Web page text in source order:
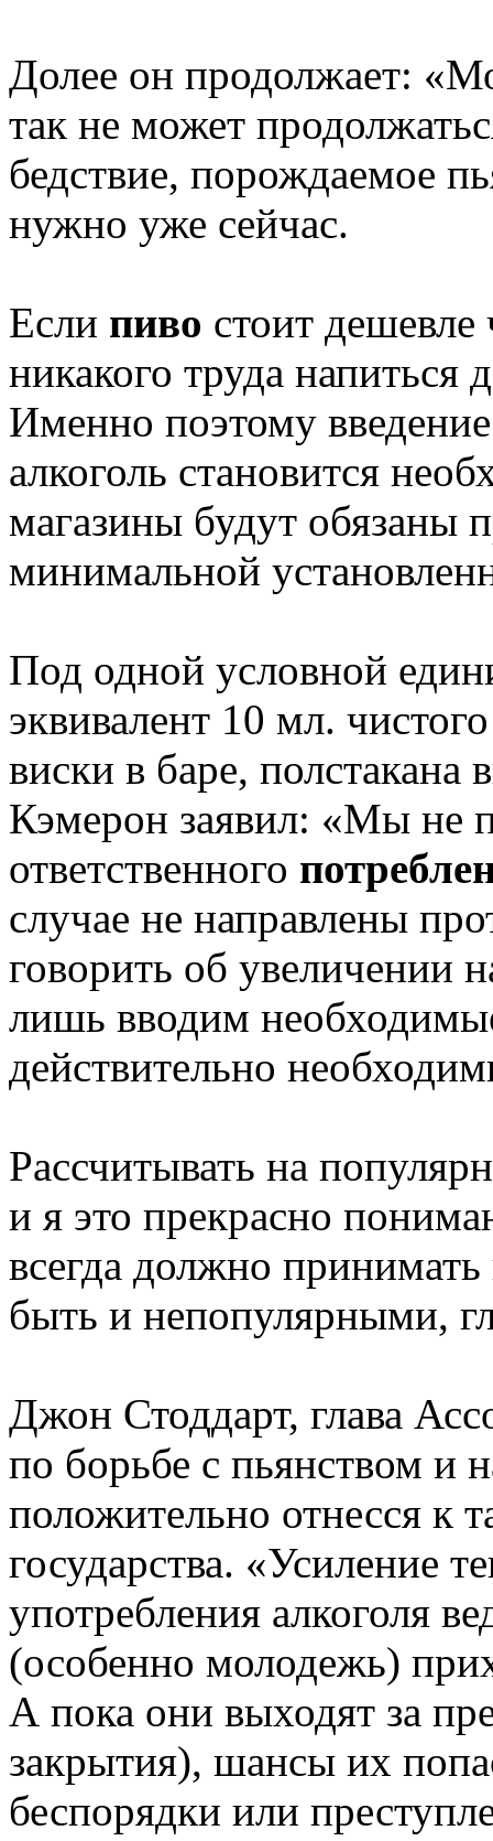
Долее он продолжает:
так не может
бедствие, порождаемое
нужно уже сейчас.
Если пиво стоит дешевле
никакого труда
Именно поэтому
алкоголь становится
магазины будут обязаны
минимальной
Под одной условной
эквивалент 10 мл.
виски в баре,
Кэмерон заявил: «Мы не
ответственного
случае не направлены
говорить об увеличении
лишь вводим
действительно
Рассчитывать на
и я это прекрасно
всегда должно
быть и непопулярными,
Джон Стоддарт, глава
по борьбе с пьянством и
положительно отнесся к
государства. «Усиление
употребления алкоголя
(особенно молодежь)
А пока они выходят за
закрытия), шансы их
беспорядки или